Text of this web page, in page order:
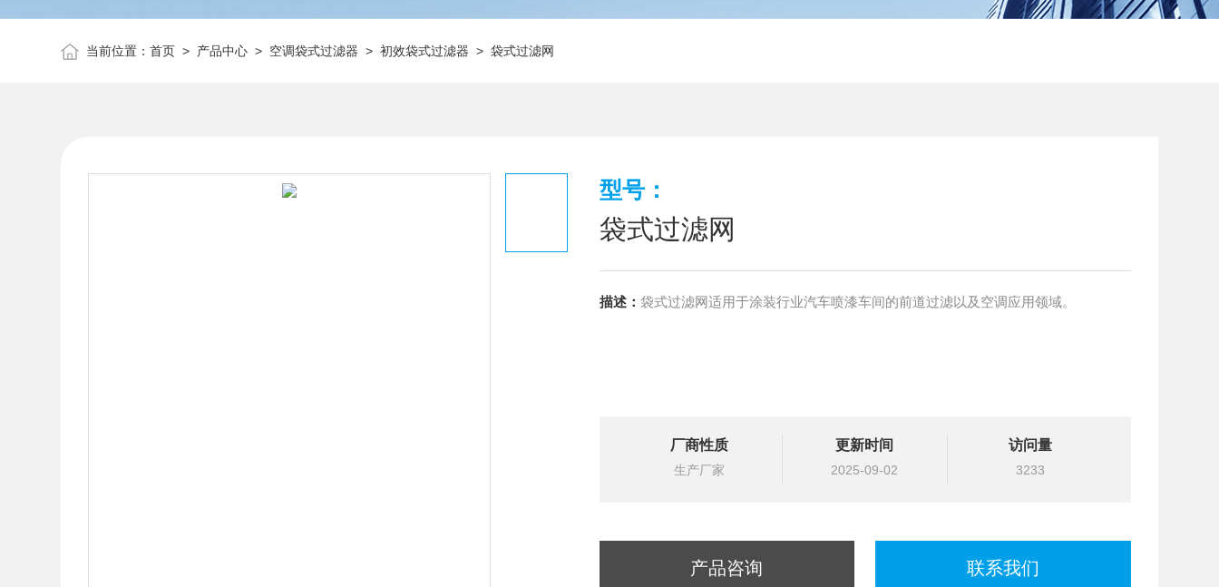
当前位置：首页 > 产品中心 > 空调袋式过滤器 >初效袋式过滤器 > 袋式过滤网
型号：
袋式过滤网
描述： 袋式过滤网适用于涂装行业汽车喷漆车间的前道过滤以及空调应用领域。
厂商性质
生产厂家
更新时间
2025-09-02
访问量
3233
产品咨询 联系我们